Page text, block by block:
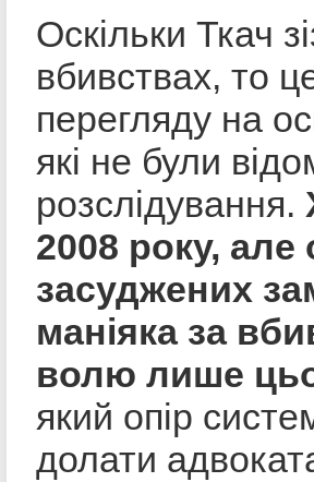
Оскільки Ткач
вбивствах, то
перегляду на
які не були
розслідування.
2008 року, але
засуджених
маніяка за
волю лише
який опір
долати